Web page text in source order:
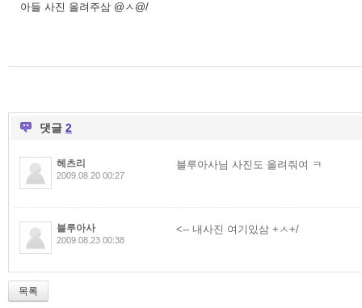
아들 사진 올려주삼 @ㅅ@/
댓글 2
헤츠리
2009.08.20 00:27
블루아사님 사진도 올려줘여 ㅋ
블루아사
2009.08.23 00:38
<-- 내사진 여기있삼 +ㅅ+/
목록